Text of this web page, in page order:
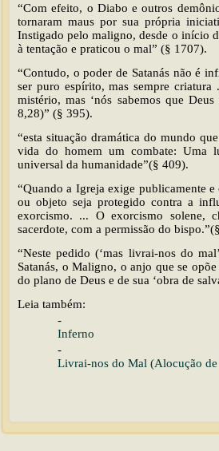
“Com efeito, o Diabo e outros
tornaram maus por sua própria
Instigado pelo maligno, desde o início
à tentação e praticou o mal” (§ 1707).
“Contudo, o poder de Satanás não é
ser puro espírito, mas sempre
mistério, mas ‘nós sabemos que
8,28)” (§ 395).
“esta situação dramática do mundo
vida do homem um combate: Uma
universal da humanidade”(§ 409).
“Quando a Igreja exige publicamente
ou objeto seja protegido contra a
exorcismo. ... O exorcismo solene,
sacerdote, com a permissão do
“Neste pedido (‘mas livrai-nos do
Satanás, o Maligno, o anjo que se
do plano de Deus e de sua ‘obra de
Leia também:
-
Inferno
-
Livrai-nos do Mal (Alocução